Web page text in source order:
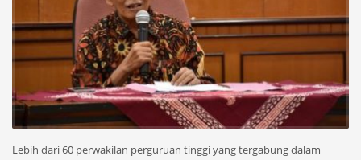
Lebih dari 60 perwakilan perguruan tinggi yang tergabung dalam